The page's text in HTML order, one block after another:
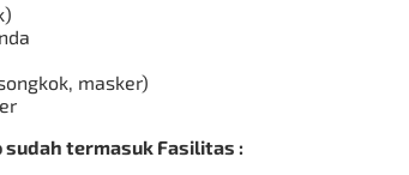
masker)
sudah termasuk Fasilitas :